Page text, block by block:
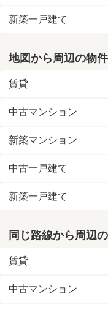
新築一戸建て
地図から周辺の物
賃貸
中古マンション
新築マンション
中古一戸建て
新築一戸建て
同じ路線から周辺
賃貸
中古マンション